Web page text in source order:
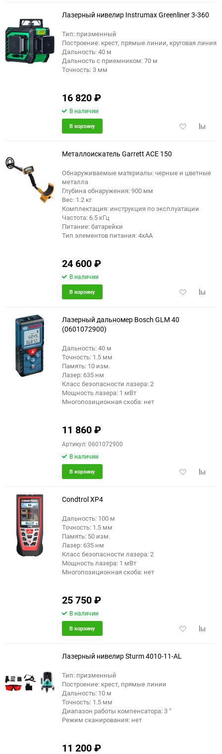
еще 5 фото
Лазерный нивелир Instrumax Greenliner 3-360
Тип: призменный
Построение: крест, прямые линии, круговая линия
Дальность: 40 м
Дальность с приемником: 70 м
Точность: 3 мм
16 820₽
В наличии
Добавить
В корзину
Металлоискатель Garrett ACE 150
Обнаруживаемые материалы: черные и цветные
металла
Глубина обнаружения: 900 мм
Вес: 1.2 кг
Комплектация: инструкция по эксплуатации
Частота: 6.5 кГц
Питание: батарейки
Тип элементов питания: 4хАА
24 600₽
В наличии
Добавить
В корзину
Лазерный дальномер Bosch GLM 40
(0601072900)
Дальность: 40 м
Точность: 1.5 мм
Память: 10 изм.
Лазер: 635 нм
Класс безопасности лазера: 2
Мощность лазера: 1 мВт
Многопозиционная скоба: нет
11 860₽
Артикул: 0601072900
В наличии
Добавить
В корзину
Condtrol XP4
Дальность: 100 м
Точность: 1.5 мм
Память: 50 изм.
Лазер: 635 нм
Класс безопасности лазера: 2
Мощность лазера: 1 мВт
Многопозиционная скоба: нет
25 750₽
В наличии
Добавить
В корзину
Лазерный нивелир Sturm 4010-11-AL
Тип: призменный
Построение: крест, прямые линии
Дальность: 10 м
Точность: 1.5 мм
Диапазон работы компенсатора: 3 °
Режим сканирования: нет
11 200₽